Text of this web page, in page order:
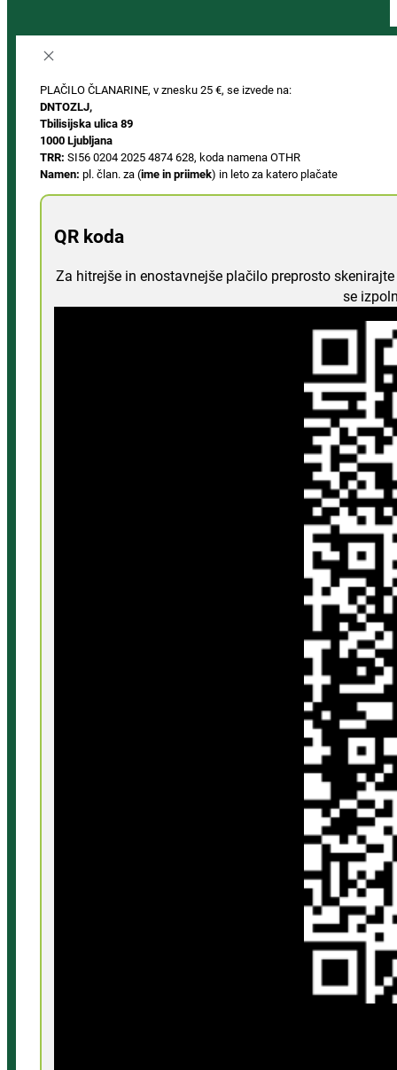
PLAČILO ČLANARINE, v znesku 25 €, se izvede na:
DNTOZLJ,
Tbilisijska ulica 89
1000 Ljubljana
TRR: SI56 0204 2025 4874 628, koda namena OTHR
Namen: pl. član. za (ime in priimek) in leto za katero plačate
QR koda
Za hitrejše in enostavnejše plačilo preprosto
se